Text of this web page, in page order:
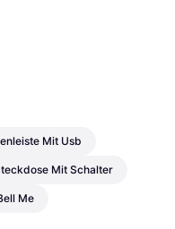
Mit Usb
Mit Schalter
Me